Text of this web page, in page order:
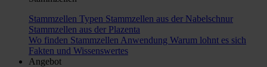
Stammzellen Typen Stammzellen aus der Nabelschnur
Stammzellen aus der Plazenta
Wo finden Stammzellen Anwendung Warum lohnt es sich
Fakten und Wissenswertes
Angebot